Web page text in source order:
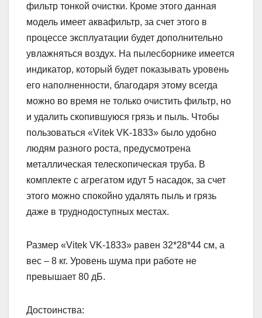
фильтр тонкой очистки. Кроме этого данная
модель имеет аквафильтр, за счет этого в
процессе эксплуатации будет дополнительно
увлажняться воздух. На пылесборнике имеется
индикатор, который будет показывать уровень
его наполненности, благодаря этому всегда
можно во время не только очистить фильтр, но
и удалить скопившуюся грязь и пыль. Чтобы
пользоваться «Vitek VK-1833» было удобно
людям разного роста, предусмотрена
металлическая телескопическая труба. В
комплекте с агрегатом идут 5 насадок, за счет
этого можно спокойно удалять пыль и грязь
даже в труднодоступных местах.
Размер «Vitek VK-1833» равен 32*28*44 см, а
вес – 8 кг. Уровень шума при работе не
превышает 80 дБ.
Достоинства: